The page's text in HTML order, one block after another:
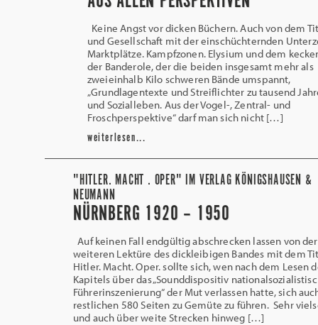
Keine Angst vor dicken Büchern. Auch von dem
und Gesellschaft mit der einschüchternden
Marktplätze. Kampfzonen. Elysium und dem
der Banderole, der die beiden insgesamt mehr als
zweieinhalb Kilo schweren Bände umspannt,
„Grundlagentexte und Streiflichter zu tausend
und Sozialleben. Aus der Vogel-, Zentral- und
Froschperspektive“ darf man sich nicht […]
weiterlesen...
"HITLER. MACHT . OPER" IM VERLAG KÖNIGSHAUSEN &
NEUMANN
NÜRNBERG 1920 – 1950
Auf keinen Fall endgültig abschrecken lassen von der
weiteren Lektüre des dickleibigen Bandes mit dem
Hitler. Macht. Oper. sollte sich, wen nach dem Lesen
Kapitels über das „Sounddispositiv
Führerinszenierung“ der Mut verlassen hatte, sich
restlichen 580 Seiten zu Gemüte zu führen. Sehr
und auch über weite Strecken hinweg […]